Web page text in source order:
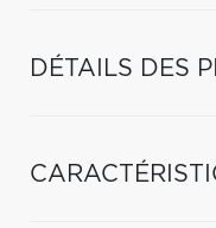
DÉTAILS DES